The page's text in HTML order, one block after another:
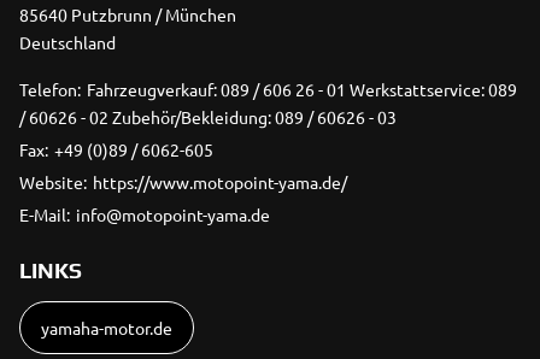
85640 Putzbrunn / München
Deutschland
Telefon: Fahrzeugverkauf: 089 / 606 26 - 01 Werkstattservice: 089
/ 60626 - 02 Zubehör/Bekleidung: 089 / 60626 - 03
Fax: +49 (0)89 / 6062-605
Website: https://www.motopoint-yama.de/
E-Mail: info@motopoint-yama.de
LINKS
yamaha-motor.de